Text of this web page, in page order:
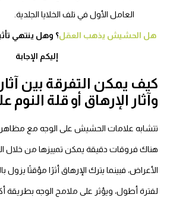
العامل الأول في تلف الخلايا الجلدية.
الحشيش يذهب العقل؟ وهل ينتهي تأثير
إليكم الإجابة
يمكن التفرقة بين
الإرهاق أو قلة النوم
علامات الحشيش على الوجه مع مظاهر
فروقات دقيقة يمكن تمييزها من خلال
فبينما يترك الإرهاق أثرًا مؤقتًا يزول
أطول، ويؤثر على ملامح الوجه بطريقة أكثر